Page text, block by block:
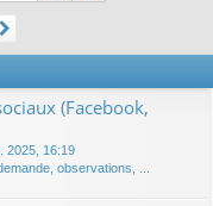
r
(Facebook,
2025, 16:19
observations, ...